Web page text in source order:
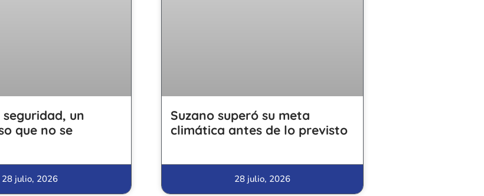
un
que no se
28 julio, 2026
Suzano superó su meta
climática antes de lo previsto
28 julio, 2026